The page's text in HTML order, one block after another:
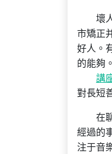
壞
市矯正
好人。
的能夠
講
對長短
在
經過的
注于音